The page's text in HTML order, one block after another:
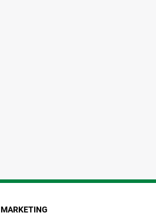
MARKETING